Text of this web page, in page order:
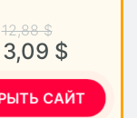
12,88 $
3,09 $
САЙТ